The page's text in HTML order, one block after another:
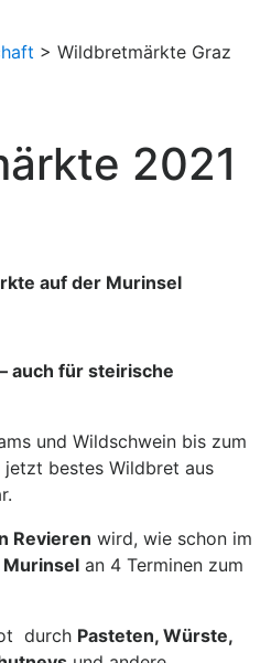
> Wildbretmärkte Graz
2021
auf der Murinsel
auch für steirische
und Wildschwein bis zum
bestes Wildbret aus
Revieren wird, wie schon im
Murinsel an 4 Terminen zum
durch Pasteten, Würste,